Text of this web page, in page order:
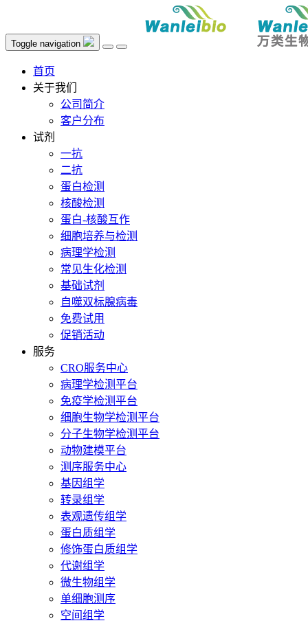
Toggle navigation
首页
关于我们
公司简介
客户分布
试剂
一抗
二抗
蛋白检测
核酸检测
蛋白-核酸互作
细胞培养与检测
病理学检测
常见生化检测
基础试剂
自噬双标腺病毒
免费试用
促销活动
服务
CRO服务中心
病理学检测平台
免疫学检测平台
细胞生物学检测平台
分子生物学检测平台
动物建模平台
测序服务中心
基因组学
转录组学
表观遗传组学
蛋白质组学
修饰蛋白质组学
代谢组学
微生物组学
单细胞测序
空间组学